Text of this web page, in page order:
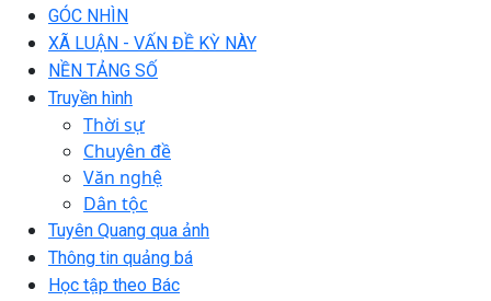
GÓC NHÌN
XÃ LUẬN - VẤN ĐỀ KỲ NÀY
NỀN TẢNG SỐ
Truyền hình
Thời sự
Chuyên đề
Văn nghệ
Dân tộc
Tuyên Quang qua ảnh
Thông tin quảng bá
Học tập theo Bác